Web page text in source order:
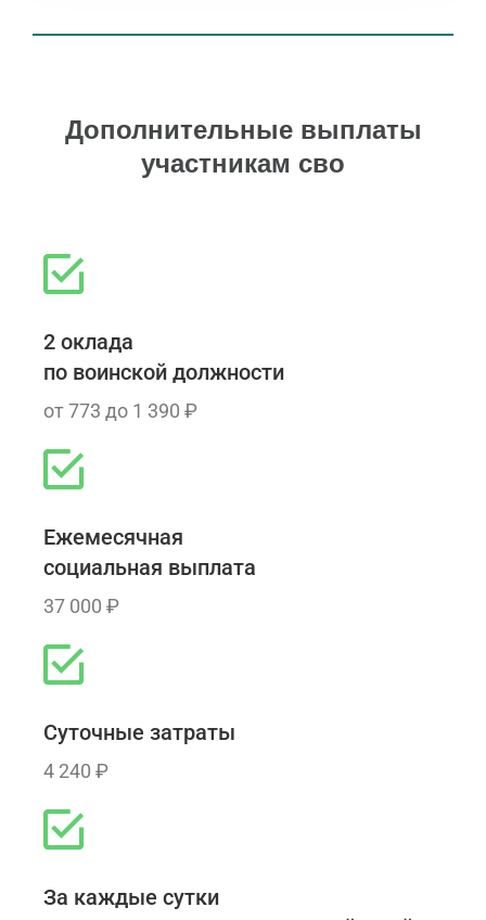
Дополнительные выплаты
участникам сво
2 оклада
по воинской должности
от 773 до 1 390 ₽
Ежемесячная
социальная выплата
37 000 ₽
Суточные затраты
4 240 ₽
За каждые сутки